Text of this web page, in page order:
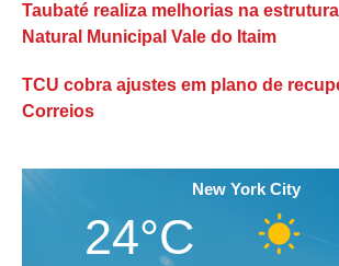
Taubaté realiza melhorias na
Natural Municipal Vale do Itaim
TCU cobra ajustes em plano de
Correios
New York City
24°C